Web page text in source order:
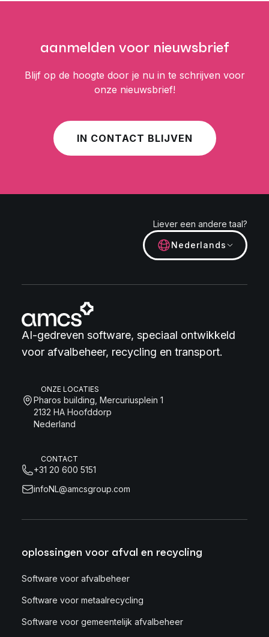
aanmelden voor nieuwsbrief
Blijf op de hoogte door je nu in te schrijven voor
onze nieuwsbrief!
IN CONTACT BLIJVEN
Liever een andere taal?
Nederlands
AI-gedreven software, speciaal ontwikkeld
voor afvalbeheer, recycling en transport.
ONZE LOCATIES
Pharos building, Mercuriusplein 1
2132 HA Hoofddorp
Nederland
CONTACT
+31 20 600 5151
infoNL@amcsgroup.com
oplossingen voor afval en recycling
Software voor afvalbeheer
Software voor metaalrecycling
Software voor gemeentelijk afvalbeheer